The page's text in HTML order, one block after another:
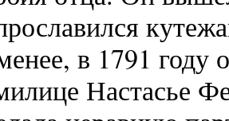
в 1791 году
Настасье